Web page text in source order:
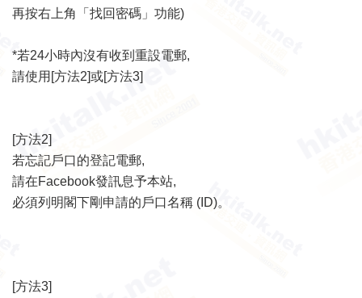
再按右上角「找回密碼」功能)
*若24小時內沒有收到重設電郵,
請使用[方法2]或[方法3]
[方法2]
若忘記戶口的登記電郵,
請在Facebook發訊息予本站,
必須列明閣下剛申請的戶口名稱 (ID)。
[方法3]